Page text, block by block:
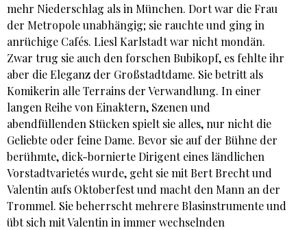
mehr Niederschlag als in München. Dort war die Frau
der Metropole unabhängig; sie rauchte und ging in
anrüchige Cafés. Liesl Karlstadt war nicht mondän.
Zwar trug sie auch den forschen Bubikopf, es fehlte ihr
aber die Eleganz der Großstadtdame. Sie betritt als
Komikerin alle Terrains der Verwandlung. In einer
langen Reihe von Einaktern, Szenen und
abendfüllenden Stücken spielt sie alles, nur nicht die
Geliebte oder feine Dame. Bevor sie auf der Bühne der
berühmte, dick-bornierte Dirigent eines ländlichen
Vorstadtvarietés wurde, geht sie mit Bert Brecht und
Valentin aufs Oktoberfest und macht den Mann an der
Trommel. Sie beherrscht mehrere Blasinstrumente und
übt sich mit Valentin in immer wechselnden